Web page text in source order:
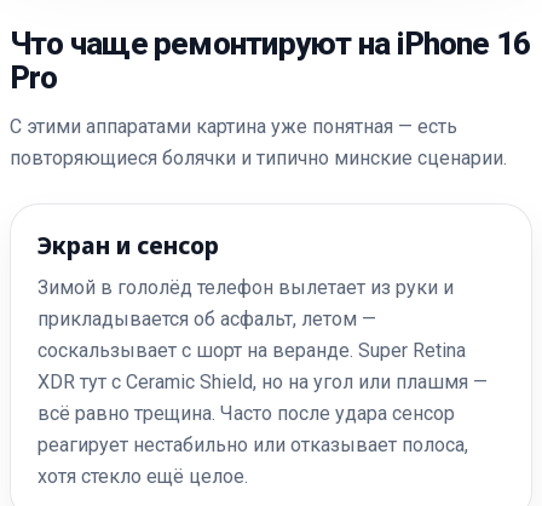
Что чаще ремонтируют на iPhone 16
Pro
С этими аппаратами картина уже понятная — есть
повторяющиеся болячки и типично минские сценарии.
Экран и сенсор
Зимой в гололёд телефон вылетает из руки и
прикладывается об асфальт, летом —
соскальзывает с шорт на веранде. Super Retina
XDR тут с Ceramic Shield, но на угол или плашмя —
всё равно трещина. Часто после удара сенсор
реагирует нестабильно или отказывает полоса,
хотя стекло ещё целое.